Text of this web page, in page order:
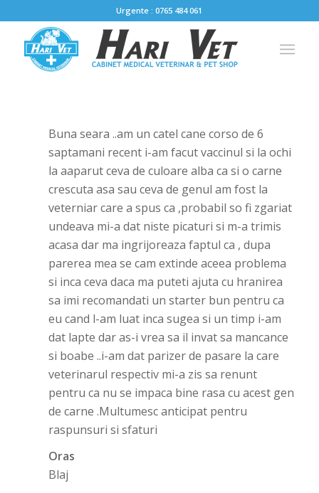
Urgente : 0765 484 061
Buna seara ..am un catel cane corso de 6
saptamani recent i-am facut vaccinul si la ochi
la aaparut ceva de culoare alba ca si o carne
crescuta asa sau ceva de genul am fost la
veterniar care a spus ca ,probabil so fi zgariat
undeava mi-a dat niste picaturi si m-a trimis
acasa dar ma ingrijoreaza faptul ca , dupa
parerea mea se cam extinde aceea problema
si inca ceva daca ma puteti ajuta cu hranirea
sa imi recomandati un starter bun pentru ca
eu cand l-am luat inca sugea si un timp i-am
dat lapte dar as-i vrea sa il invat sa mancance
si boabe ..i-am dat parizer de pasare la care
veterinarul respectiv mi-a zis sa renunt
pentru ca nu se impaca bine rasa cu acest gen
de carne .Multumesc anticipat pentru
raspunsuri si sfaturi
Oras
Blaj